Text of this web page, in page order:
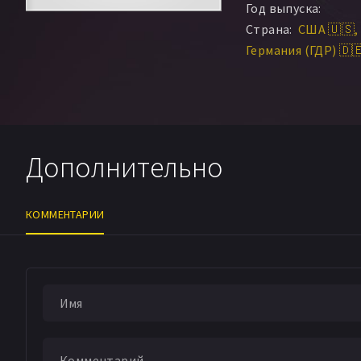
Год выпуска:
Страна: США 🇺🇸
Германия (ГДР)
Дополнительно
КОММЕНТАРИИ